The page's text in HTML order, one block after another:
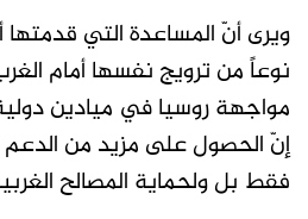
ويرى أنّ المساعدة التي قدمتها
نوعاً من ترويج نفسها أمام
مواجهة روسيا في ميادين
إنّ الحصول على مزيد من
فقط بل ولحماية المصالح